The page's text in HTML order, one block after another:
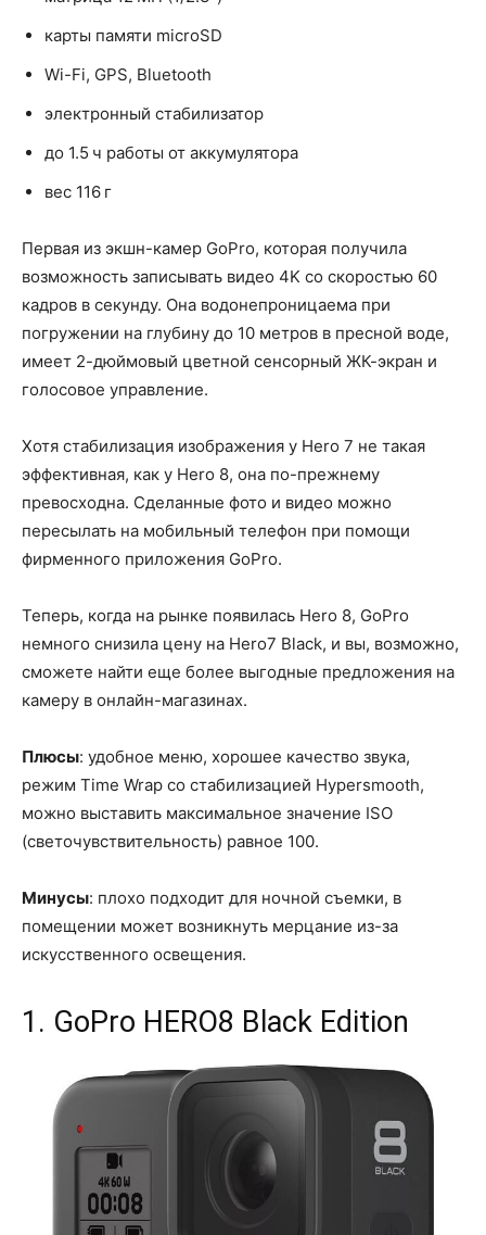
карты памяти microSD
Wi-Fi, GPS, Bluetooth
электронный стабилизатор
до 1.5 ч работы от аккумулятора
вес 116 г
Первая из экшн-камер GoPro, которая получила
возможность записывать видео 4K со скоростью 60
кадров в секунду. Она водонепроницаема при
погружении на глубину до 10 метров в пресной воде,
имеет 2-дюймовый цветной сенсорный ЖК-экран и
голосовое управление.
Хотя стабилизация изображения у Hero 7 не такая
эффективная, как у Hero 8, она по-прежнему
превосходна. Сделанные фото и видео можно
пересылать на мобильный телефон при помощи
фирменного приложения GoPro.
Теперь, когда на рынке появилась Hero 8, GoPro
немного снизила цену на Hero7 Black, и вы, возможно,
сможете найти еще более выгодные предложения на
камеру в онлайн-магазинах.
Плюсы: удобное меню, хорошее качество звука,
режим Time Wrap со стабилизацией Hypersmooth,
можно выставить максимальное значение ISO
(светочувствительность) равное 100.
Минусы: плохо подходит для ночной съемки, в
помещении может возникнуть мерцание из-за
искусственного освещения.
1. GoPro HERO8 Black Edition